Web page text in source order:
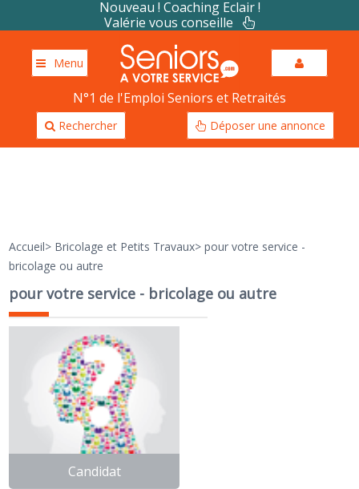
Nouveau ! Coaching Eclair !
Valérie vous conseille
Menu
N°1 de l'Emploi Seniors et Retraités
Rechercher Déposer une annonce
Accueil> Bricolage et Petits Travaux>pour votre service -
bricolage ou autre
pour votre service - bricolage ou autre
Candidat